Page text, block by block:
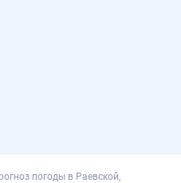
погоды в Раевской,